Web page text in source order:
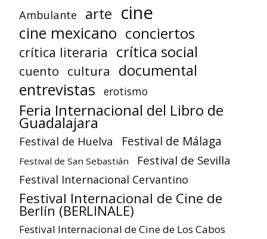
Ambulante arte cine
cine mexicano conciertos
crítica literaria crítica social
cuento cultura documental
entrevistas erotismo
Feria Internacional del Libro de
Guadalajara
Festival de Huelva Festival de Málaga
Festival de San Sebastián Festival de Sevilla
Festival Internacional Cervantino
Festival Internacional de Cine de
Berlín (BERLINALE)
Festival Internacional de Cine de Los Cabos